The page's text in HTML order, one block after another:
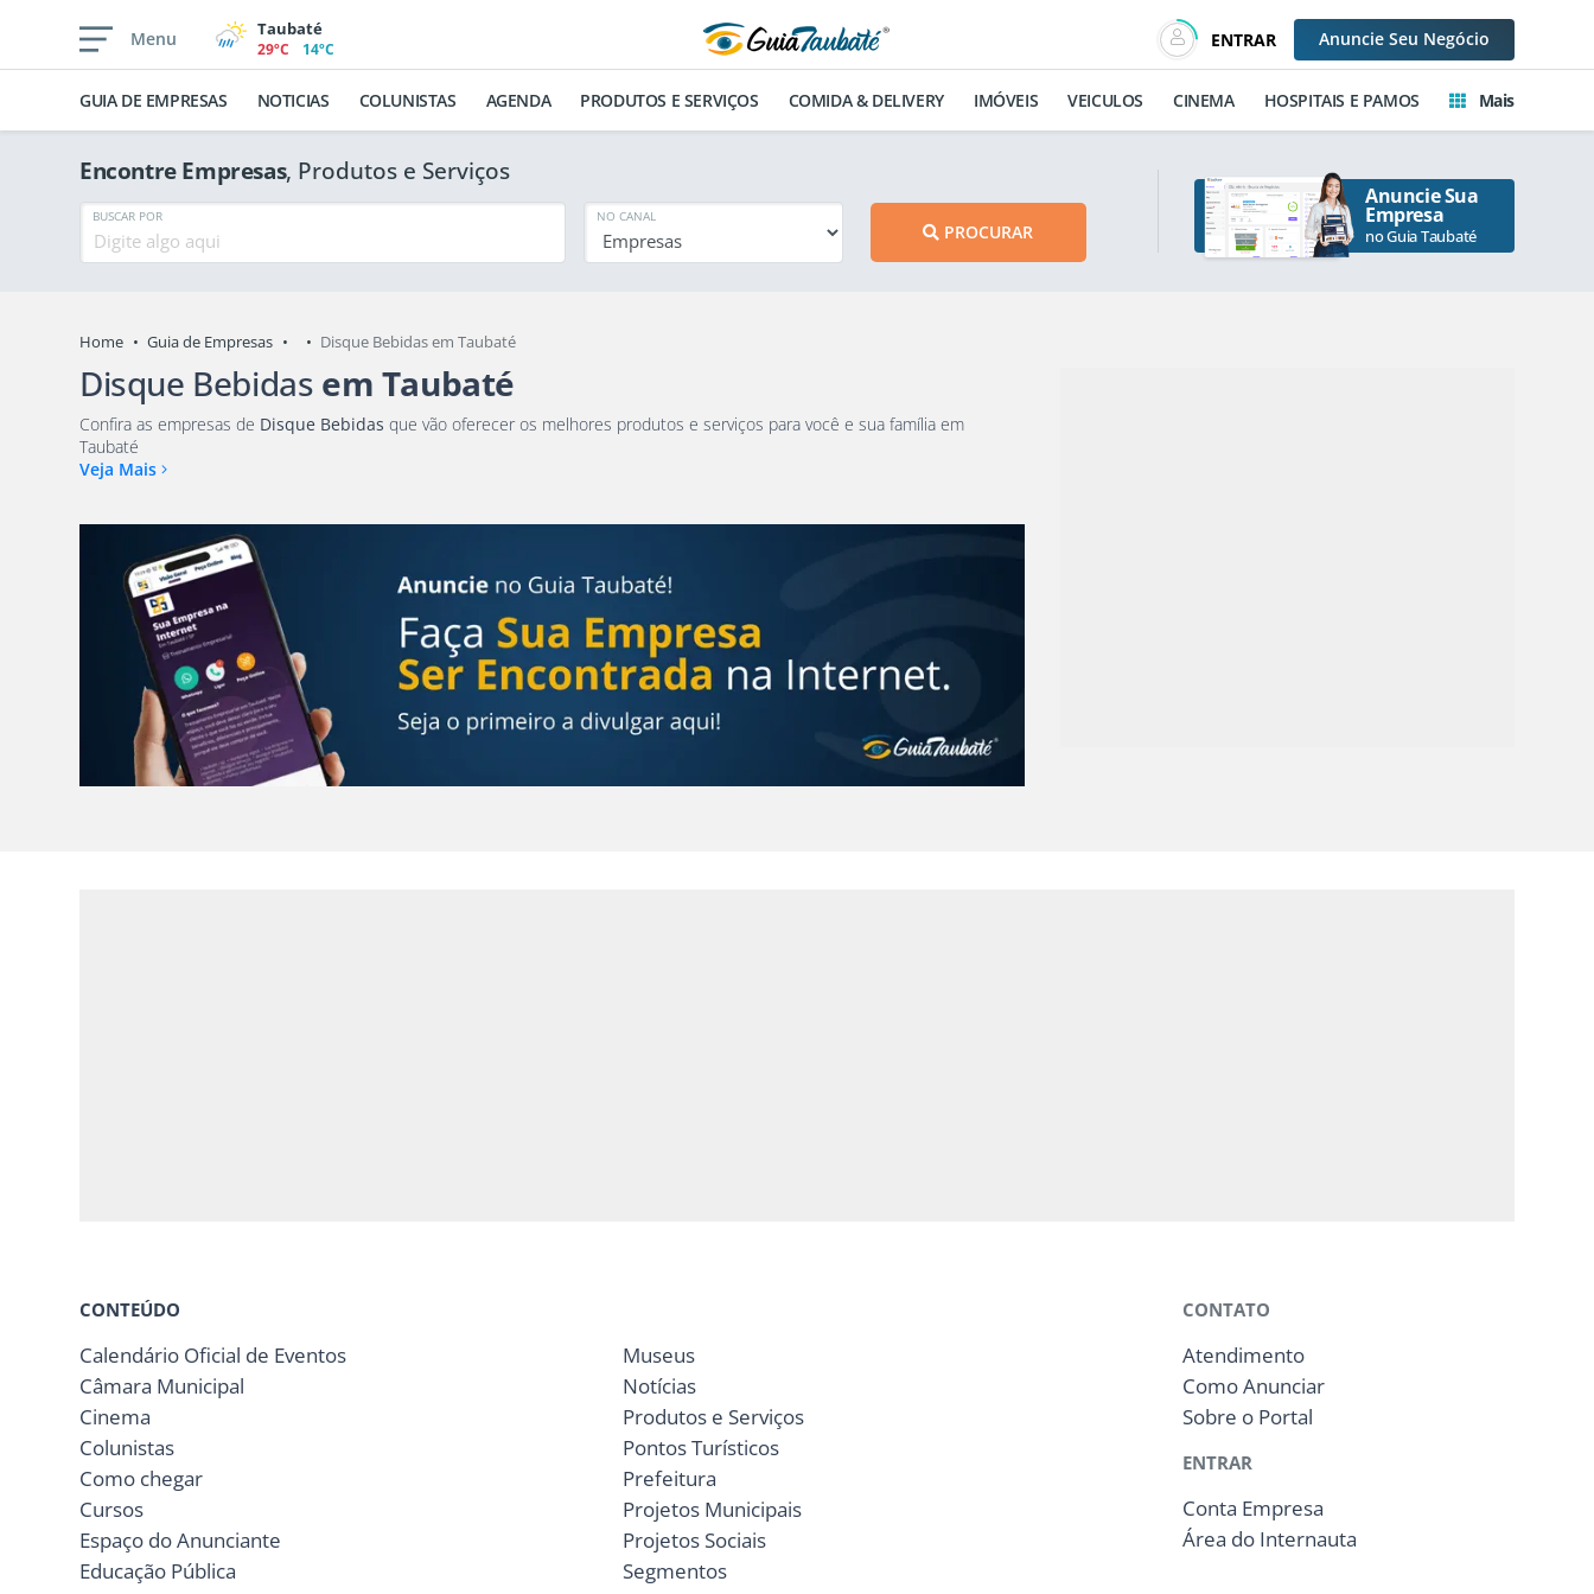
Menu Taubaté
29ºC 14ºC ENTRAR Anuncie Seu Negócio
GUIA DE EMPRESAS NOTICIAS COLUNISTAS AGENDA PRODUTOS E SERVIÇOS COMIDA & DELIVERY IMÓVEIS VEICULOS CINEMA HOSPITAIS E PAMOS Mais
Encontre Empresas, Produtos e Serviços
BUSCAR POR NO CANAL
PROCURAR
Anuncie Sua
Empresa
no Guia Taubaté
Home Guia de Empresas Disque Bebidas em Taubaté
Disque Bebidas em Taubaté
Confira as empresas de Disque Bebidas que vão oferecer os melhores produtos e serviços para você e sua família em
Taubaté
Veja Mais
CONTEÚDO
Calendário Oficial de Eventos
Câmara Municipal
Cinema
Colunistas
Como chegar
Cursos
Espaço do Anunciante
Educação Pública
Museus
Notícias
Produtos e Serviços
Pontos Turísticos
Prefeitura
Projetos Municipais
Projetos Sociais
Segmentos
CONTATO
Atendimento
Como Anunciar
Sobre o Portal
ENTRAR
Conta Empresa
Área do Internauta